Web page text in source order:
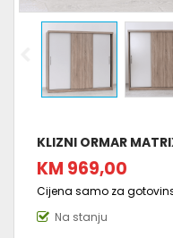
KLIZNI ORMAR
KM 969,00
Cijena samo za
Na stanju